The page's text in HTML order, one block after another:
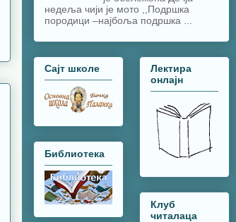
недеља чији је мото ,,Подршка
породици –најбоља подршка ...
Сајт школе
Библиотека
Лектира
онлајн
Клуб
читалаца